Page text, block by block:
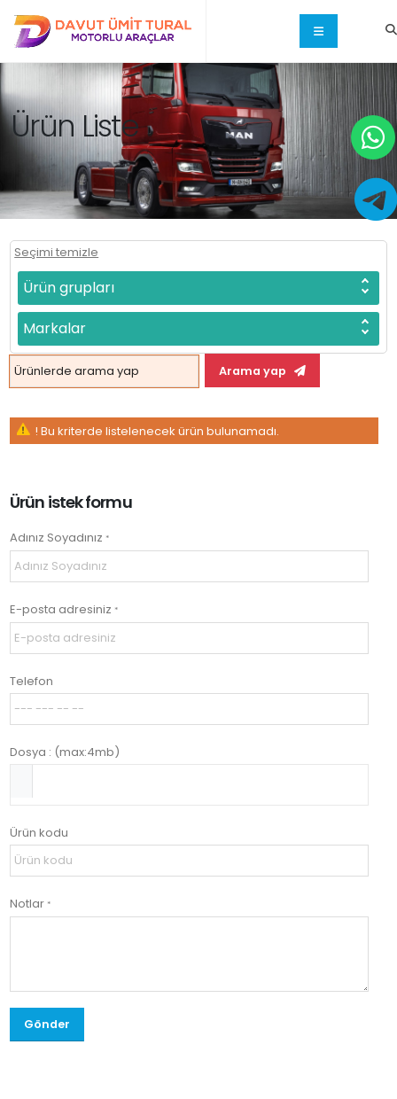
Ürün Liste
Seçimi temizle
Ürün grupları
Markalar
Arama yap
! Bu kriterde listelenecek ürün bulunamadı.
Ürün istek formu
Adınız Soyadınız *
E-posta adresiniz *
Telefon
Dosya : (max:4mb)
Ürün kodu
Notlar *
Gönder